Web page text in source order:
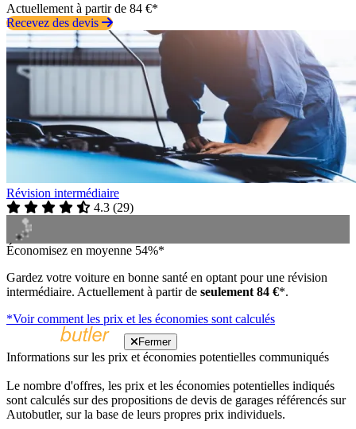
Actuellement à partir de 84 €*
Recevez des devis
Révision intermédiaire
4.3 (29)
Économisez en moyenne 54%*
Gardez votre voiture en bonne santé en optant pour une révision
intermédiaire. Actuellement à partir de seulement 84 €*.
*Voir comment les prix et les économies sont calculés
Fermer
Informations sur les prix et économies potentielles communiqués
Le nombre d'offres, les prix et les économies potentielles indiqués
sont calculés sur des propositions de devis de garages référencés sur
Autobutler, sur la base de leurs propres prix individuels.